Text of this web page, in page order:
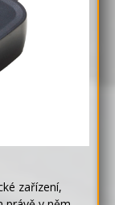
zařízení,